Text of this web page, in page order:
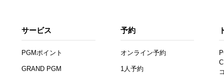
サービス
PGMポイント
GRAND PGM
予約
オンライン予約
1人予約